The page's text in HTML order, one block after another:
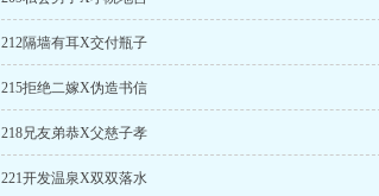
212隔墙有耳X交付瓶子
215拒绝二嫁X伪造书信
218兄友弟恭X父慈子孝
221开发温泉X双双落水